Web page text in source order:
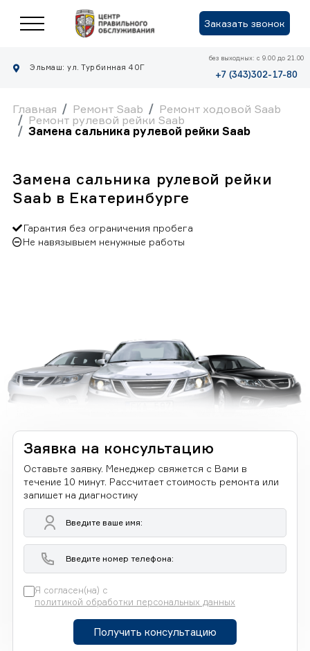
Заказать звонок
Эльмаш: ул. Турбинная 40Г
без выходных: с 9.00 до 21.00
+7 (343)302-17-80
Главная Ремонт Saab
Ремонт ходовой Saab
Ремонт рулевой рейки Saab
Замена сальника рулевой рейки Saab
Замена сальника рулевой рейки
Saab в Екатеринбурге
Гарантия без ограничения пробега
Не навязывыем ненужные работы
Заявка на консультацию
Оставьте заявку. Менеджер свяжется с Вами в
течение 10 минут. Рассчитает стоимость ремонта или
запишет на диагностику
Я согласен(на) с
политикой обработки персональных данных
Получить консультацию